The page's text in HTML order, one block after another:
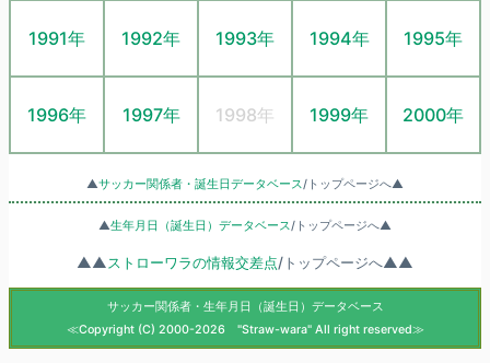
1991年 1992年 1993年 1994年 1995年
1996年 1997年 1998年 1999年 2000年
▲サッカー関係者・誕生日データベース/トップページへ▲
▲生年月日（誕生日）データベース/トップページへ▲
▲▲ストローワラの情報交差点/トップページへ▲▲
サッカー関係者・生年月日（誕生日）データベース
≪Copyright (C) 2000-2026 "Straw-wara" All right reserved≫